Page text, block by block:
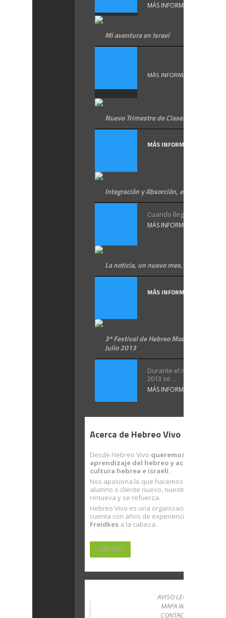
MÁS INFORMACIÓN
Mi aventura en Israel
MÁS INFORMACIÓN
Nuevo Trimestre de Clases de Hebreo
MÁS INFORMACIÓN
Integración y Absorción, en hebreo
Cuando llegas a ...
MÁS INFORMACIÓN
La noticia, un nuevo mes, en hebreo
MÁS INFORMACIÓN
3º Festival de Hebreo Moderno en
Julio 2013
Durante el mes de en
2013 se ...
MÁS INFORMACIÓN
Acerca de Hebreo Vivo
Desde Hebreo Vivo queremos facilitarte
aprendizaje del hebreo y acercarte a la
cultura hebrea e israelí.
Nos apasiona lo que hacemos. Con cada
alumno o cliente nuevo, nuestra ilusión se
renueva y se refuerza.
Hebreo Vivo es una organización sólida que
cuenta con años de experiencia… con
Freidkes a la cabeza.
LEER MÁS
AVISO LEGAL
MAPA WEB
CONTACTO